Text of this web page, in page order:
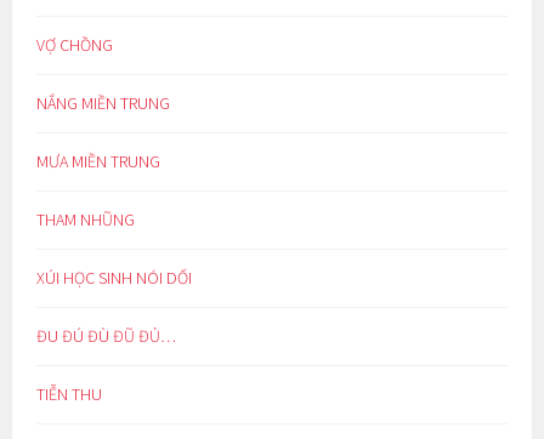
VỢ CHỒNG
NẮNG MIỀN TRUNG
MƯA MIỀN TRUNG
THAM NHŨNG
XÚI HỌC SINH NÓI DỐI
ĐU ĐÚ ĐÙ ĐŨ ĐỦ…
TIỄN THU